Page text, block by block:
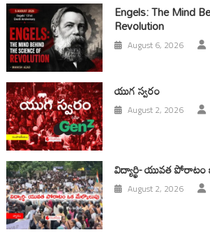
Engels: The Mind
Revolution
August 6, 2026
యుగ స్వ‌రం
August 2, 2026
విద్యార్థి- యువత పోరాటం
August 2, 2026